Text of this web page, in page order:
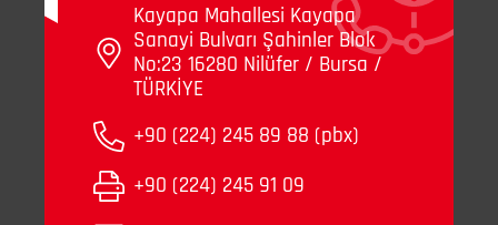
Kayapa Mahallesi Kayapa
Sanayi Bulvarı Şahinler Blok
No:23 16280 Nilüfer / Bursa /
TÜRKİYE
+90 (224) 245 89 88 (pbx)
+90 (224) 245 91 09